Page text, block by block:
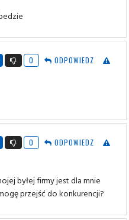
0 ODPOWIEDZ
0 ODPOWIEDZ
byłej firmy jest dla mnie
przejść do konkurencji?